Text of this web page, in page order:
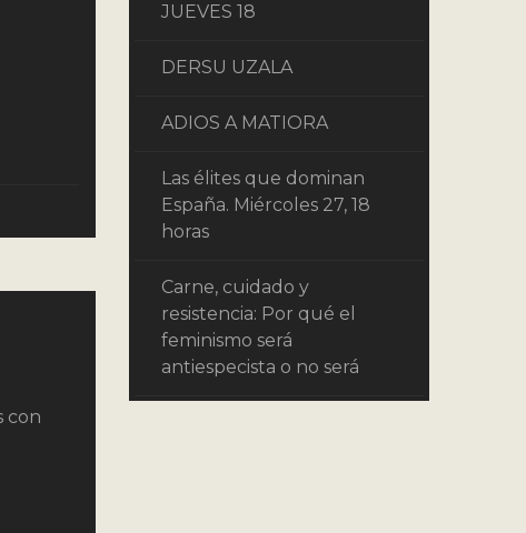
con
JUEVES 18
DERSU UZALA
ADIOS A MATIORA
Las élites que dominan
España. Miércoles 27, 18
horas
Carne, cuidado y
resistencia: Por qué el
feminismo será
antiespecista o no será